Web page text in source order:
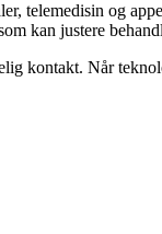
telemedisin og
kan justere
kontakt. Når